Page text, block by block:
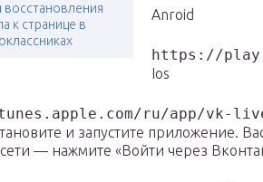
к странице в
Anroid
https://
Ios
ru/app/vk-
и запустите приложение.
— нажмите «Войти через